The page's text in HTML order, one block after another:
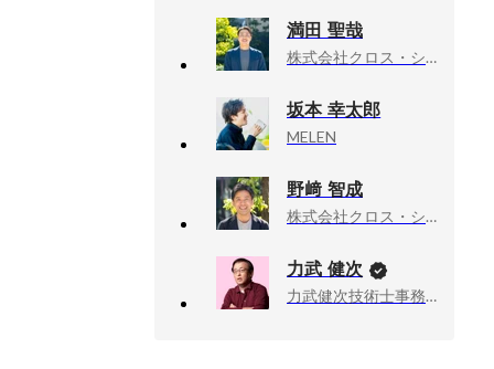
満田 聖哉
株式会社クロス・シップ, HR事業部 療育福祉部門 メンバー
坂本 幸太郎
MELEN
野﨑 智成
株式会社クロス・シップ, 代表取締役
力武 健次
力武健次技術士事務所, 所長